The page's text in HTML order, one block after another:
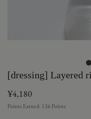
[dressing] Layered
¥4,180
Points Earned: 126Points